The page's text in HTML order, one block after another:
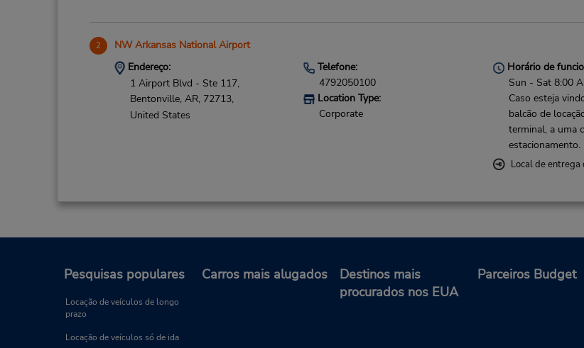
2 NW Arkansas National Airport
Endereço:
1 Airport Blvd - Ste 117,
Bentonville, AR, 72713,
United States
Telefone:
4792050100
Location Type:
Corporate
Horário de
Sun - Sat 8:00
Caso esteja
balcão de
terminal, a uma
estacionamento.
Local de entrega
Pesquisas populares
Locação de veículos de longo
prazo
Locação de veículos só de ida
Carros mais alugados
Destinos mais
procurados nos EUA
Parceiros Budget